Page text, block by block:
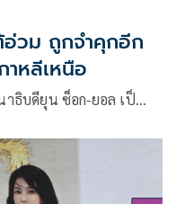
อ่วม ถูกจำคุกอีก
าหลีเหนือ
าธิบดียุน ซ็อก-ยอล เป็…